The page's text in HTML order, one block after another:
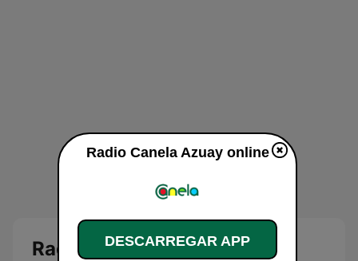
Radio Canela Azuay
Radio Canela Azuay online
DESCARREGAR APP